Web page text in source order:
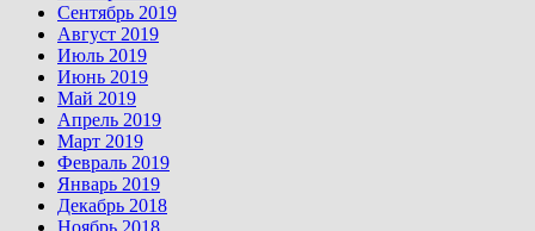
Сентябрь 2019
Август 2019
Июль 2019
Июнь 2019
Май 2019
Апрель 2019
Март 2019
Февраль 2019
Январь 2019
Декабрь 2018